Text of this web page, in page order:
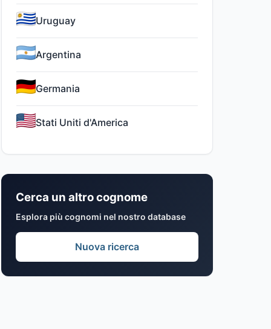
Uruguay
Argentina
Germania
Stati Uniti d'America
Cerca un altro cognome
Esplora più cognomi nel nostro database
Nuova ricerca